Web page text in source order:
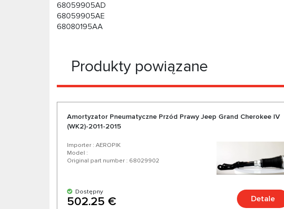
68059905AD
68059905AE
68080195AA
Produkty powiązane
Amortyzator Pneumatyczne Przód Prawy Jeep Grand Cherokee IV
(WK2)-2011-2015
Importer : AEROPIK
Model :
Original part number : 68029902
Dostępny
502.25 € Detale